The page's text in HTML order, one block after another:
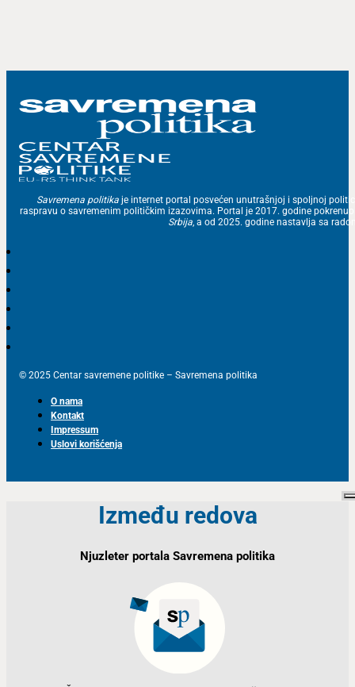
Savremena politika je internet portal posvećen unutrašnjoj i spoljnoj
raspravu o savremenim političkim izazovima. Portal je 2017. godine
Srbija, a od 2025. godine nastavlja sa
© 2025 Centar savremene politike – Savremena politika
O nama
Kontakt
Impressum
Uslovi korišćenja
Između redova
Njuzleter portala Savremena politika